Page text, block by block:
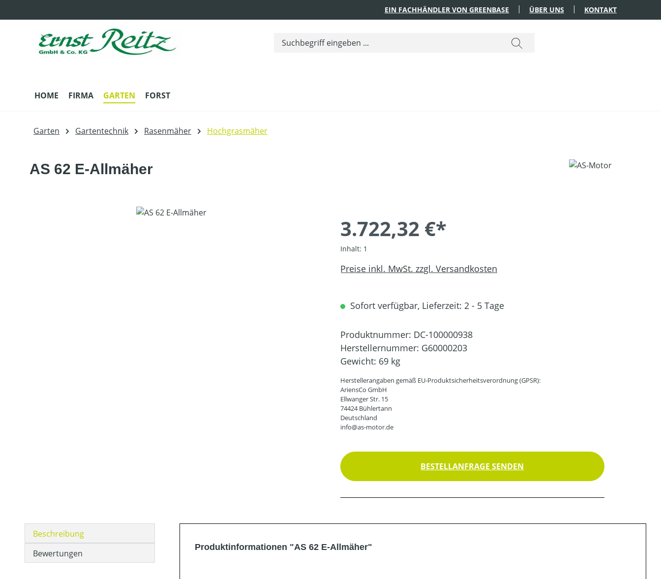
EIN FACHHÄNDLER VON GREENBASE ÜBER UNS KONTAKT
HOME FIRMA GARTEN FORST
Garten Gartentechnik Rasenmäher Hochgrasmäher
AS 62 E-Allmäher
3.722,32 €*
Inhalt: 1
Preise inkl. MwSt. zzgl. Versandkosten
Sofort verfügbar, Lieferzeit: 2 - 5 Tage
Produktnummer: DC-100000938
Herstellernummer: G60000203
Gewicht: 69 kg
Herstellerangaben gemäß EU-Produktsicherheitsverordnung (GPSR):
AriensCo GmbH
Ellwanger Str. 15
74424 Bühlertann
Deutschland
info@as-motor.de
BESTELLANFRAGE SENDEN
Beschreibung
Bewertungen
Produktinformationen "AS 62 E-Allmäher"